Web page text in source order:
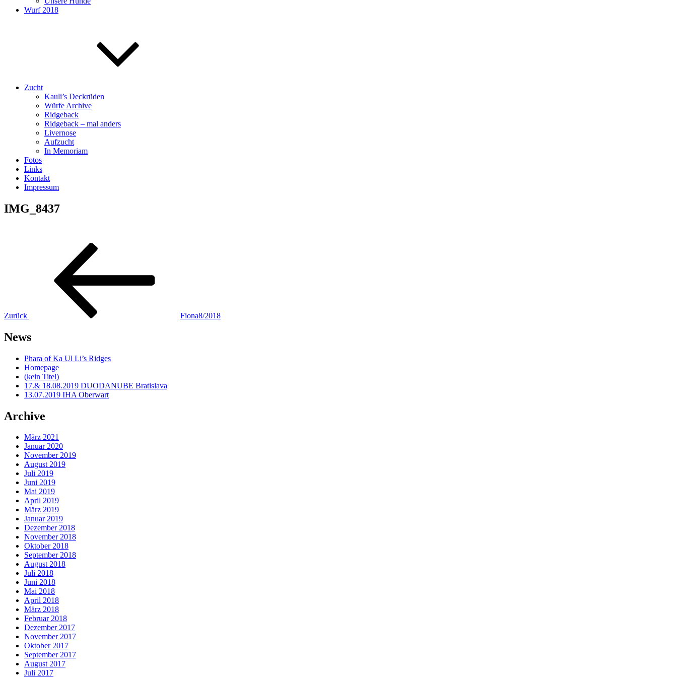
Wurf 2018
Zucht
Kauli’s Deckrüden
Würfe Archive
Ridgeback
Ridgeback – mal anders
Livernose
Aufzucht
In Memoriam
Fotos
Links
Kontakt
Impressum
IMG_8437
Beitragsnavigation
Zurück Fiona8/2018
News
Phara of Ka Ul Li’s Ridges
Homepage
(kein Titel)
17.& 18.08.2019 DUODANUBE Bratislava
13.07.2019 IHA Oberwart
Archive
März 2021
Januar 2020
November 2019
August 2019
Juli 2019
Juni 2019
Mai 2019
April 2019
März 2019
Januar 2019
Dezember 2018
November 2018
Oktober 2018
September 2018
August 2018
Juli 2018
Juni 2018
Mai 2018
April 2018
März 2018
Februar 2018
Dezember 2017
November 2017
Oktober 2017
September 2017
August 2017
Juli 2017